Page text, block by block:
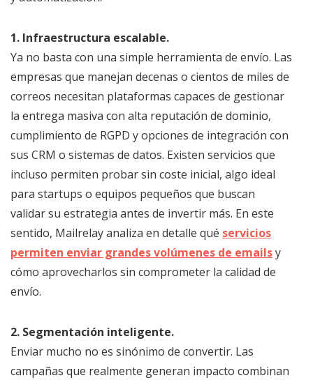
1. Infraestructura escalable.
Ya no basta con una simple herramienta de envío. Las
empresas que manejan decenas o cientos de miles de
correos necesitan plataformas capaces de gestionar
la entrega masiva con alta reputación de dominio,
cumplimiento de RGPD y opciones de integración con
sus CRM o sistemas de datos. Existen servicios que
incluso permiten probar sin coste inicial, algo ideal
para startups o equipos pequeños que buscan
validar su estrategia antes de invertir más. En este
sentido, Mailrelay analiza en detalle qué servicios
permiten enviar grandes volúmenes de emailsy
cómo aprovecharlos sin comprometer la calidad de
envío.
2. Segmentación inteligente.
Enviar mucho no es sinónimo de convertir. Las
campañas que realmente generan impacto combinan